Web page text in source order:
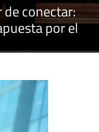
de conectar:
por el